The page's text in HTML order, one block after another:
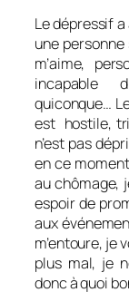
Le dépressif
une
m’aime,
incapable
quiconque…
est hostile,
n’est pas
en ce
au chômage,
espoir de
aux
m’entoure, je
plus mal, je
donc à quoi